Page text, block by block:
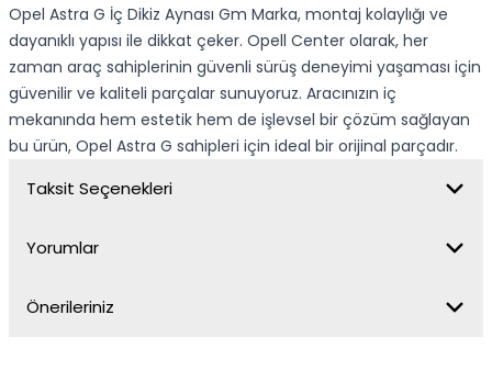
Opel Astra G İç Dikiz Aynası Gm Marka, montaj kolaylığı ve
dayanıklı yapısı ile dikkat çeker. Opell Center olarak, her
zaman araç sahiplerinin güvenli sürüş deneyimi yaşaması için
güvenilir ve kaliteli parçalar sunuyoruz. Aracınızın iç
mekanında hem estetik hem de işlevsel bir çözüm sağlayan
bu ürün, Opel Astra G sahipleri için ideal bir orijinal parçadır.
Taksit Seçenekleri
Yorumlar
Önerileriniz